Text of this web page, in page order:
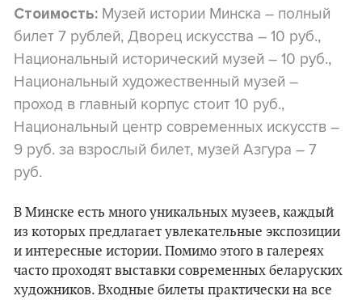
Стоимость: Музей истории Минска – полный
билет 7 рублей, Дворец искусства – 10 руб.,
Национальный исторический музей – 10 руб.,
Национальный художественный музей –
проход в главный корпус стоит 10 руб.,
Национальный центр современных искусств –
9 руб. за взрослый билет, музей Азгура – 7
руб.
В Минске есть много уникальных музеев, каждый
из которых предлагает увлекательные экспозиции
и интересные истории. Помимо этого в галереях
часто проходят выставки современных беларуских
художников. Входные билеты практически на все